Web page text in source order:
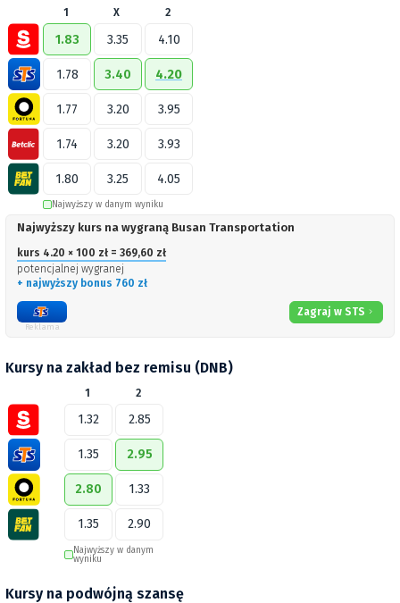
1 X 2
1.83 3.35 4.10
1.78 3.40 4.20
1.77 3.20 3.95
1.74 3.20 3.93
1.80 3.25 4.05
Najwyższy w danym wyniku
Najwyższy kurs na wygraną Busan Transportation
kurs 4.20 × 100 zł = 369,60 zł
potencjalnej wygranej
+ najwyższy bonus 760 zł
Zagraj w STS
Reklama
Kursy na zakład bez remisu (DNB)
1 2
1.32 2.85
1.35 2.95
2.80 1.33
1.35 2.90
Najwyższy w danym
wyniku
Kursy na podwójną szansę